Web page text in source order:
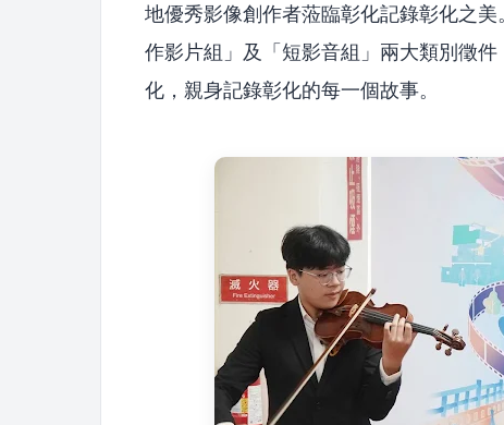
地優秀影像創作者蒞臨彰化記錄彰化之
作影片組」及「短影音組」兩大類別徵
化，親身記錄彰化的每一個故事。